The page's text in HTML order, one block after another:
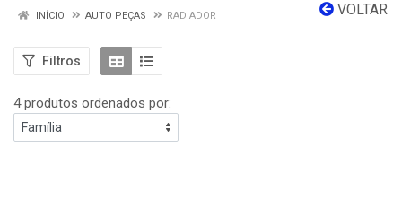
VOLTAR
INÍCIO AUTO PEÇAS RADIADOR
Filtros
4 produtos ordenados por: